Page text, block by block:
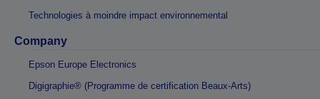
Technologies à moindre impact environnemental
Company
Epson Europe Electronics
Digigraphie® (Programme de certification Beaux-Arts)